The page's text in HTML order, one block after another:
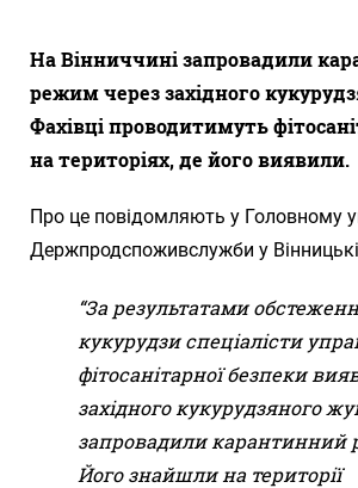
На Вінниччині запровадили
режим через західного
Фахівці проводитимуть
на територіях, де його виявили.
Про це повідомляють у Головному
Держпродспоживслужби у
“За результатами
кукурудзи спеціалісти
фітосанітарної безпеки
західного кукурудзяного
запровадили карантинний
Його знайшли на території